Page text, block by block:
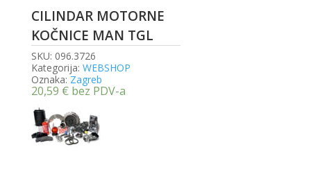
CILINDAR MOTORNE
KOČNICE MAN TGL
SKU: 096.3726
Kategorija: WEBSHOP
Oznaka: Zagreb
20,59 € bez PDV-a